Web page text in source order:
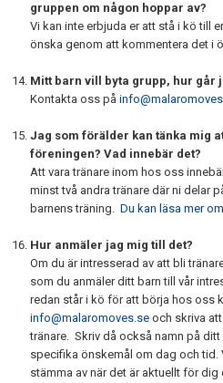
gruppen om någon hoppar av?
Vi kan inte erbjuda er att stå i kö till
önska genom att kommentera det i
Mitt barn vill byta grupp, hur går
Kontakta oss på
Jag som förälder kan tänka mig
föreningen? Vad innebär det?
Att vara tränare inom hos oss
minst två andra tränare där ni delar
barnens träning. Du kan läsa mer
Hur anmäler jag mig till det?
Om du är intresserad av att bli
som du anmäler ditt barn till vår
redan står i kö för att börja hos oss
info@malaromoves.se och skriva
tränare. Skriv då också namn på
specifika önskemål om dag och
stämma av när det är aktuellt för